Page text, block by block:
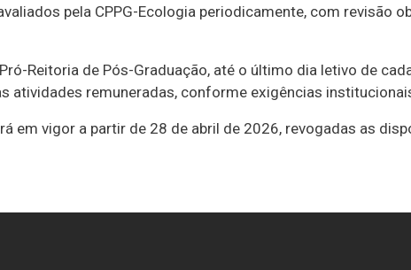
pela CPPG-Ecologia periodicamente, com revisão
Reitoria de Pós-Graduação, até o último dia letivo de
atividades remuneradas, conforme exigências
em vigor a partir de 28 de abril de 2026, revogadas as